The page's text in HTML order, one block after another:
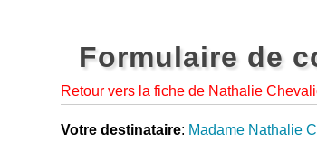
Formulaire de
Retour vers la fiche de Nathalie
Votre destinataire: Madame Nathalie